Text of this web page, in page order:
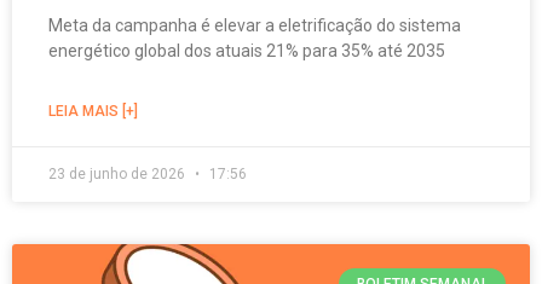
Meta da campanha é elevar a eletrificação do sistema
energético global dos atuais 21% para 35% até 2035
LEIA MAIS [+]
23 de junho de 2026 17:56